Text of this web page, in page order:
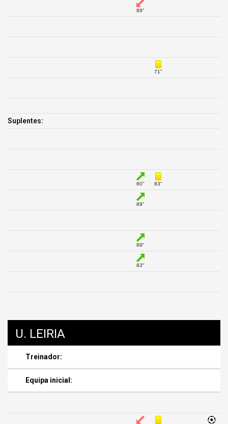
89"
71"
Suplentes:
60" 83"
89"
89"
83"
U. LEIRIA
Treinador:
Equipa inicial: